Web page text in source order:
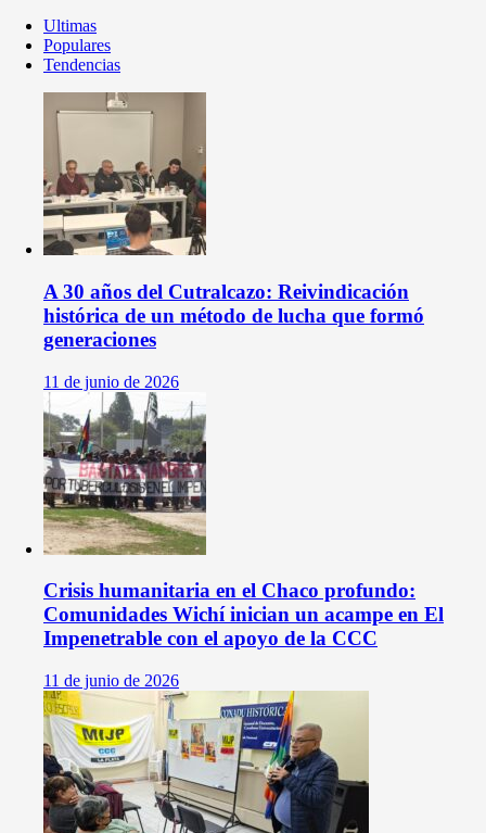
Ultimas
Populares
Tendencias
A 30 años del Cutralcazo: Reivindicación
histórica de un método de lucha que formó
generaciones
11 de junio de 2026
Crisis humanitaria en el Chaco profundo:
Comunidades Wichí inician un acampe en El
Impenetrable con el apoyo de la CCC
11 de junio de 2026